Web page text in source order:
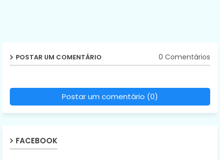
POSTAR UM COMENTÁRIO 0 Comentários
Postar um comentário (0)
FACEBOOK